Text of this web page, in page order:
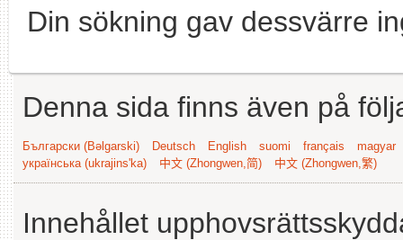
Din sökning gav dessvärre
Denna sida finns även på
Български (Bəlgarski) Deutsch English suomi français
magyar
українська (ukrajins'ka)
中文 (Zhongwen,简) 中文 (Zhongwen,繁)
Innehållet